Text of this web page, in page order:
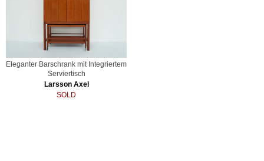
Eleganter Barschrank mit Integriertem
Serviertisch
Larsson Axel
SOLD